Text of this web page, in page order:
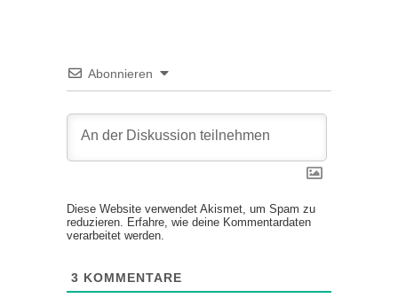
Abonnieren
Diese Website verwendet Akismet, um Spam zu
reduzieren.
Erfahre, wie deine Kommentardaten
verarbeitet werden.
3 KOMMENTARE